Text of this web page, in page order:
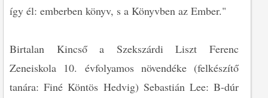
így él: emberben könyv, s a Könyvben az Ember."
Birtalan Kincső a Szekszárdi Liszt Ferenc
Zeneiskola 10. évfolyamos növendéke (felkészítő
tanára: Finé Köntös Hedvig) Sebastián Lee: B-dúr